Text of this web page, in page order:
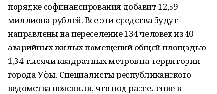
порядке софинансирования добавит 12,59
миллиона рублей. Все эти средства будут
направлены на переселение 134 человек из 40
аварийных жилых помещений общей площадью
1,34 тысячи квадратных метров на территории
города Уфы. Специалисты республиканского
ведомства пояснили, что под расселение в